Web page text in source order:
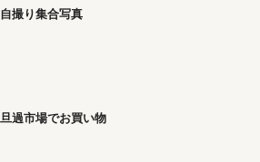
自撮り集合写真
旦過市場でお買い物